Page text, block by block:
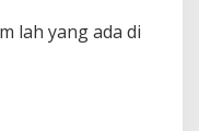
lah yang ada di